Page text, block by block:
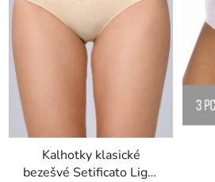
Kalhotky klasické
bezešvé Setificato Light